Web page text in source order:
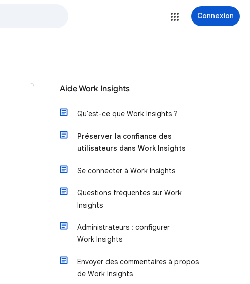
Connexion
Aide Work Insights
Qu'est-ce que Work Insights ?
Préserver la confiance des
utilisateurs dans Work Insights
Se connecter à Work Insights
Questions fréquentes sur Work
Insights
Administrateurs : configurer
Work Insights
Envoyer des commentaires à propos
de Work Insights